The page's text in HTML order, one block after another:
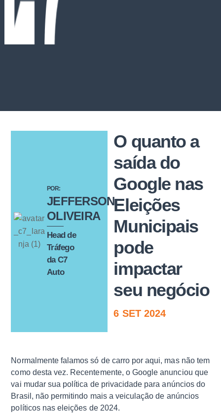
POR:
JEFFERSON
OLIVEIRA
Head de
Tráfego
da C7
Auto
O quanto a
saída do
Google nas
Eleições
Municipais
pode
impactar
seu negócio
6 SET 2024
Normalmente falamos só de carro por aqui, mas não tem
como desta vez. Recentemente, o Google anunciou que
vai mudar sua política de privacidade para anúncios do
Brasil, não permitindo mais a veiculação de anúncios
políticos nas eleições de 2024.